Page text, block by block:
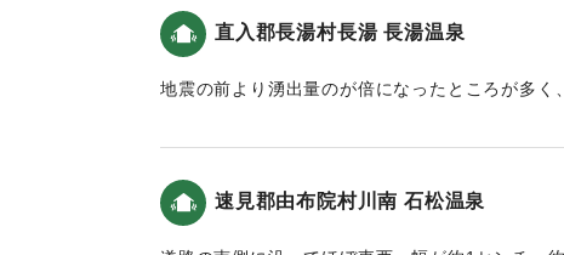
直入郡長湯村長湯 長湯温泉
地震の前より湧出量のが倍になったところが多く
速見郡由布院村川南 石松温泉